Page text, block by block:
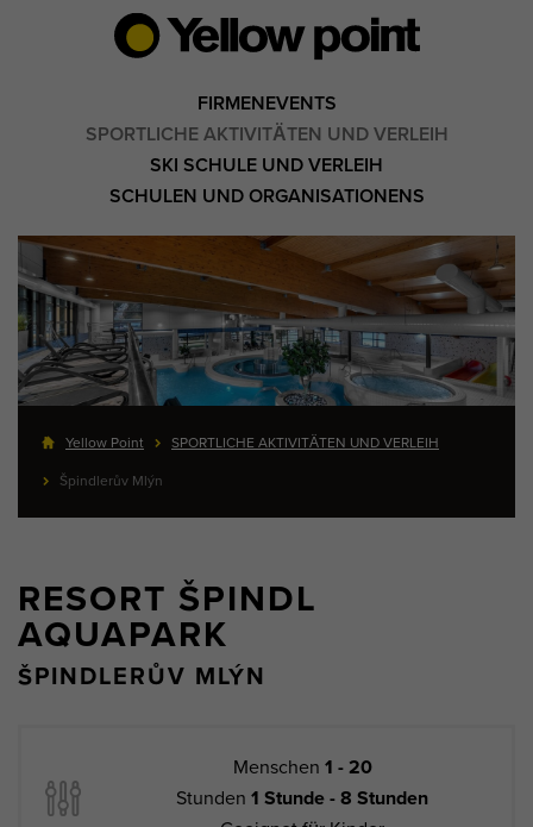
FIRMENEVENTS
SPORTLICHE AKTIVITÄTEN UND VERLEIH
SKI SCHULE UND VERLEIH
SCHULEN UND ORGANISATIONENS
Yellow Point SPORTLICHE AKTIVITÄTEN UND VERLEIH
Špindlerův Mlýn
RESORT ŠPINDL
AQUAPARK
ŠPINDLERŮV MLÝN
Menschen 1 - 20
Stunden 1 Stunde - 8 Stunden